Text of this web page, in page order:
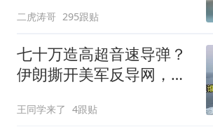
二虎涛哥 295跟贴
七十万造高超音速导弹？
伊朗撕开美军反导网，炸
王同学来了 4跟贴